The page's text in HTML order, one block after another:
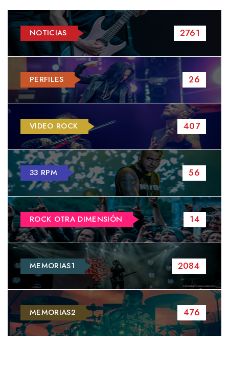
NOTICIAS 2761
PERFILES 26
VIDEO ROCK 407
33 RPM 56
ROCK OTRA DIMENSIÓN 14
MEMORIAS1 2084
MEMORIAS2 476